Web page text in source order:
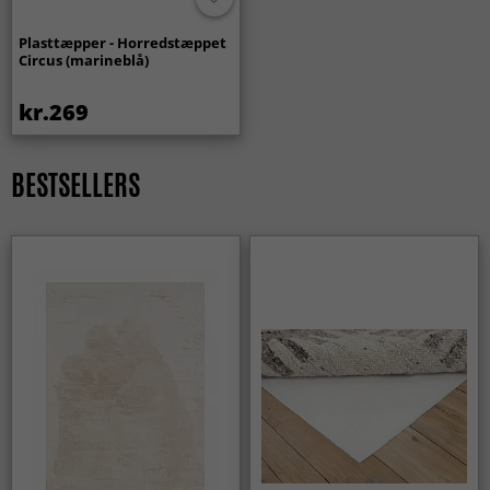
Plasttæpper - Horredstæppet
Circus (marineblå)
kr.269
BESTSELLERS